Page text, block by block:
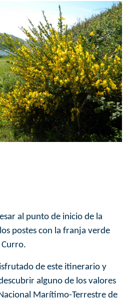
al punto de inicio de la
postes con la franja verde
Curro.
de este itinerario y
alguno de los valores
Marítimo-Terrestre de